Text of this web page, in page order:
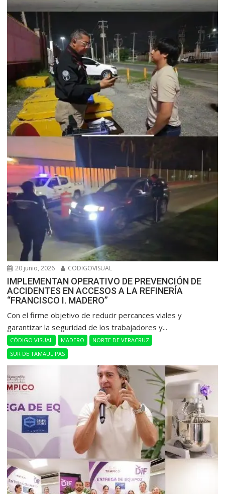
20 junio, 2026 CODIGOVISUAL
IMPLEMENTAN OPERATIVO DE PREVENCIÓN DE
ACCIDENTES EN ACCESOS A LA REFINERÍA
“FRANCISCO I. MADERO”
Con el firme objetivo de reducir percances viales y
garantizar la seguridad de los trabajadores y...
CÓDIGO VISUAL MADERO
NORTE DE VERACRUZ
SUR DE TAMAULIPAS